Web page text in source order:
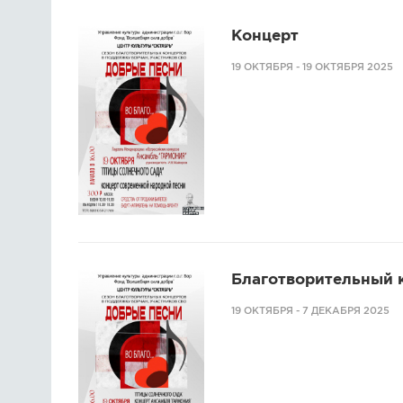
Концерт
19 ОКТЯБРЯ - 19 ОКТЯБРЯ 2025
Благотворительный
19 ОКТЯБРЯ - 7 ДЕКАБРЯ 2025